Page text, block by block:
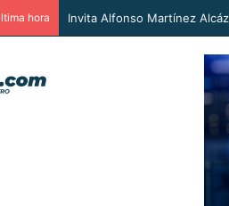
hora Vinculan a proceso al «R1»